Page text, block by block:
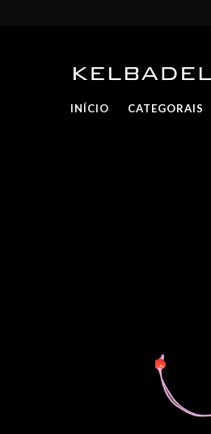
INÍCIO CATEGORAIS